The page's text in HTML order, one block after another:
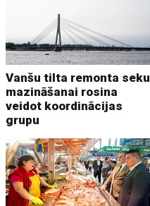
Vanšu tilta remonta seku
mazināšanai rosina
veidot koordinācijas
grupu